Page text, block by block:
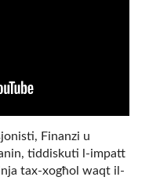
Finanzi u
tiddiskuti l-impatt
tax-xogħol waqt il-